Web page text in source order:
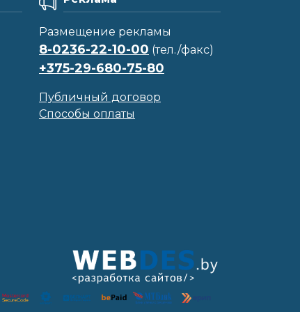
Размещение рекламы
8-0236-22-10-00 (тел./факс)
+375-29-680-75-80
Публичный договор
Способы оплаты